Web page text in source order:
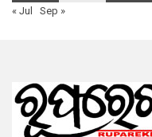
« Jul
Sep »